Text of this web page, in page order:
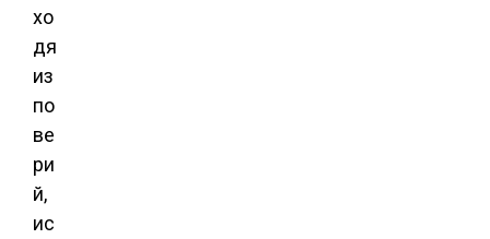
хо
дя
из
по
ве
ри
й,
ис